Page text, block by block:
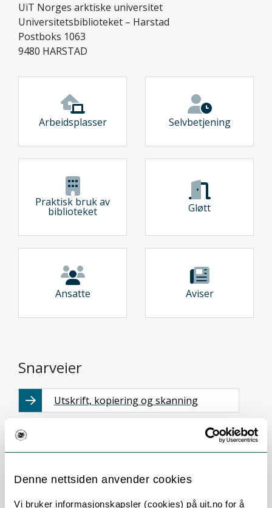
Denne nettsiden anvender cookies
Vi bruker informasjonskapsler (cookies) på uit.no for å
UiT Norges arktiske universitet
Universitetsbiblioteket – Harstad
Postboks 1063
9480 HARSTAD
Arbeidsplasser Selvbetjening
Praktisk bruk av
biblioteket Gløtt
Ansatte Aviser
Snarveier
Utskrift, kopiering og skanning